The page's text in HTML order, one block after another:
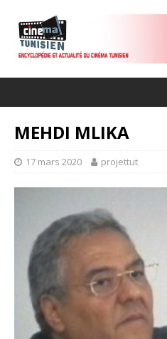
MEHDI MLIKA
17 mars 2020 projettut